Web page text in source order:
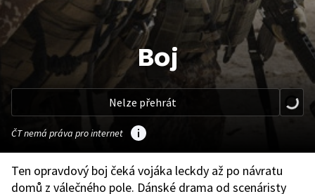
Boj
Nelze přehrát
ČT nemá práva pro internet
Ten opravdový boj čeká vojáka leckdy až po návratu
domů z válečného pole. Dánské drama od scenáristy